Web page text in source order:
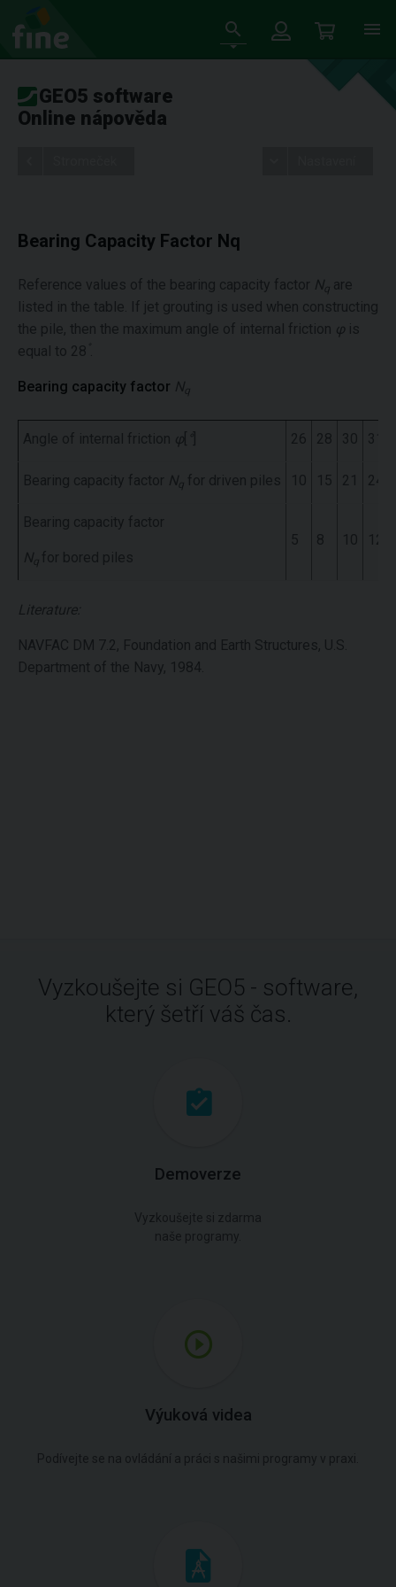
GEO5 software
Online nápověda
Bearing Capacity Factor Nq
Reference values of the bearing capacity factor Nq are
listed in the table. If jet grouting is used when constructing
the pile, then the maximum angle of internal friction φ is
equal to 28
Bearing capacity factor Nq
Angle of internal friction φ 26 28 30 31
Bearing capacity factor N q for driven piles 10 15 21 24
Bearing capacity factor
N q for bored piles
5 8 10 12
Literature:
NAVFAC DM 7.2, Foundation and Earth Structures, U.S.
Department of the Navy, 1984.
Vyzkoušejte si GEO5 - software,
který šetří váš čas.
Demoverze
Vyzkoušejte si zdarma
naše programy.
Výuková videa
Podívejte se na ovládání a práci s našimi programy v praxi.